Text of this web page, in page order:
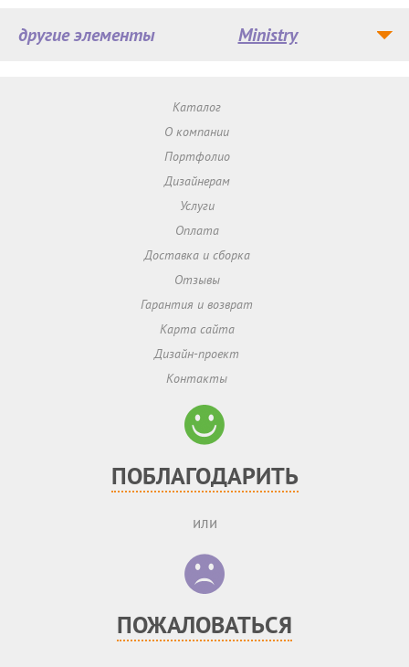
другие элементы Ministry
Каталог
О компании
Портфолио
Дизайнерам
Услуги
Оплата
Доставка и сборка
Отзывы
Гарантия и возврат
Карта сайта
Дизайн-проект
Контакты
ПОБЛАГОДАРИТЬ
или
ПОЖАЛОВАТЬСЯ